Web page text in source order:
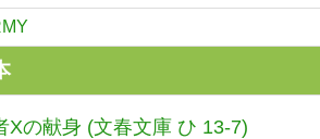
Xの献身 (文春文庫 ひ 13-7)